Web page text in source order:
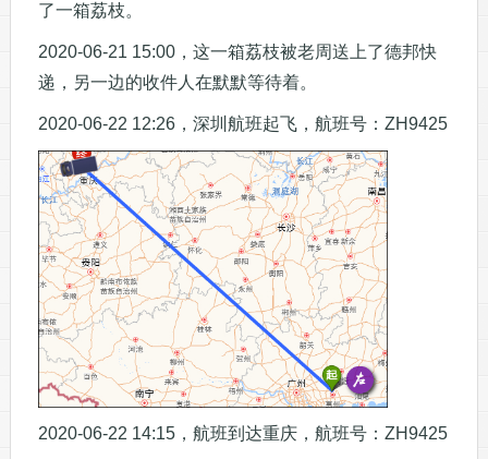
了一箱荔枝。
2020-06-21 15:00，这一箱荔枝被老周送上了德邦快
递，另一边的收件人在默默等待着。
2020-06-22 12:26，深圳航班起飞，航班号：ZH9425
2020-06-22 14:15，航班到达重庆，航班号：ZH9425